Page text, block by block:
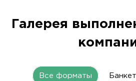
Галерея
Все форматы Банкет